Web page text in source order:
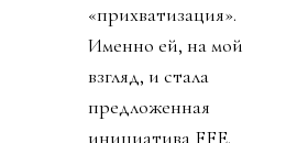
«прихватизация».
Именно ей, на мой
взгляд, и стала
предложенная
инициатива FFE.